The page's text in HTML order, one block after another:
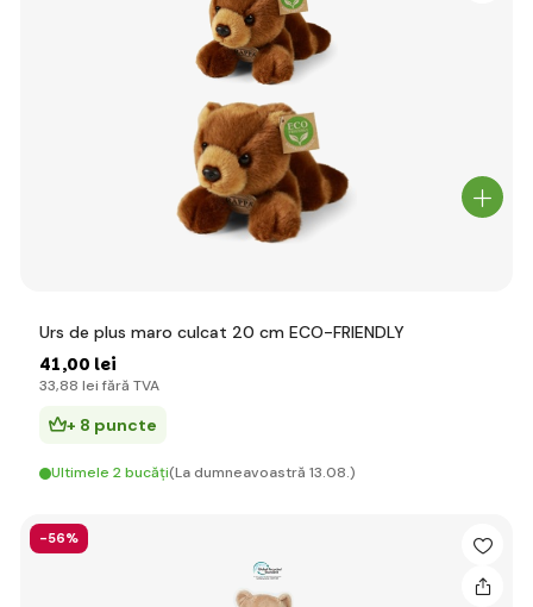
Urs de plus maro culcat 20 cm ECO-FRIENDLY
41,00 lei
33,88 lei fără TVA
+ 8 puncte
Ultimele 2 bucăți(La dumneavoastră 13.08.)
-56%